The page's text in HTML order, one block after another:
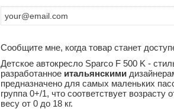
Сообщите мне, когда товар станет
Детское автокресло Sparco F 500 K -
разработанное итальянскими
предназначено для самых маленьких
группа 0+/1, что соответствует возрасту
весу от 0 до 18 кг.